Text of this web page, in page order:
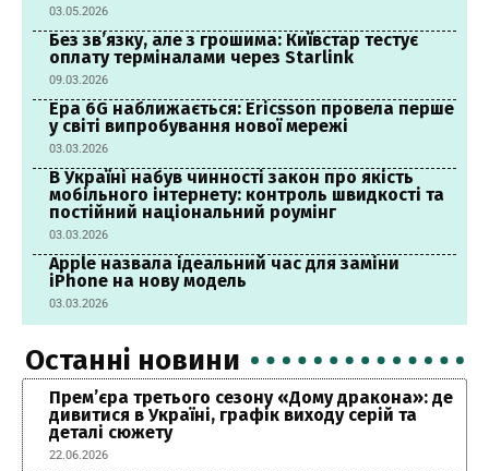
03.05.2026
Без зв’язку, але з грошима: Київстар тестує
оплату терміналами через Starlink
09.03.2026
Ера 6G наближається: Ericsson провела перше
у світі випробування нової мережі
03.03.2026
В Україні набув чинності закон про якість
мобільного інтернету: контроль швидкості та
постійний національний роумінг
03.03.2026
Apple назвала ідеальний час для заміни
iPhone на нову модель
03.03.2026
Останні новини
Прем’єра третього сезону «Дому дракона»: де
дивитися в Україні, графік виходу серій та
деталі сюжету
22.06.2026